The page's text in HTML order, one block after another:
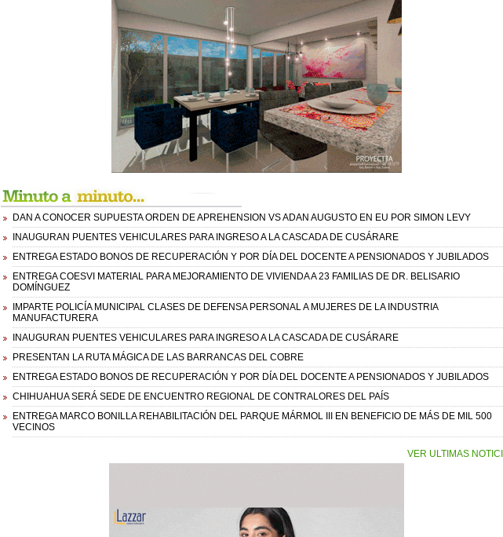
DAN A CONOCER SUPUESTA ORDEN DE APREHENSION VS ADAN AUGUSTO EN EU POR SIMON LEVY
INAUGURAN PUENTES VEHICULARES PARA INGRESO A LA CASCADA DE CUSÁRARE
ENTREGA ESTADO BONOS DE RECUPERACIÓN Y POR DÍA DEL DOCENTE A PENSIONADOS Y JUBILADOS
ENTREGA COESVI MATERIAL PARA MEJORAMIENTO DE VIVIENDA A 23 FAMILIAS DE DR. BELISARIO
DOMÍNGUEZ
IMPARTE POLICÍA MUNICIPAL CLASES DE DEFENSA PERSONAL A MUJERES DE LA INDUSTRIA
MANUFACTURERA
INAUGURAN PUENTES VEHICULARES PARA INGRESO A LA CASCADA DE CUSÁRARE
PRESENTAN LA RUTA MÁGICA DE LAS BARRANCAS DEL COBRE
ENTREGA ESTADO BONOS DE RECUPERACIÓN Y POR DÍA DEL DOCENTE A PENSIONADOS Y JUBILADOS
CHIHUAHUA SERÁ SEDE DE ENCUENTRO REGIONAL DE CONTRALORES DEL PAÍS
ENTREGA MARCO BONILLA REHABILITACIÓN DEL PARQUE MÁRMOL III EN BENEFICIO DE MÁS DE MIL 500
VECINOS
VER ULTIMAS